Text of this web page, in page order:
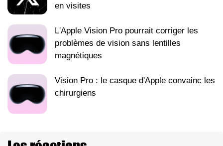
en visites
L'Apple Vision Pro pourrait corriger les
problèmes de vision sans lentilles
magnétiques
Vision Pro : le casque d'Apple convainc les
chirurgiens